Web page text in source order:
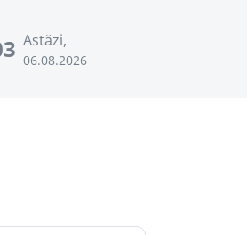
Astăzi,
06.08.2026